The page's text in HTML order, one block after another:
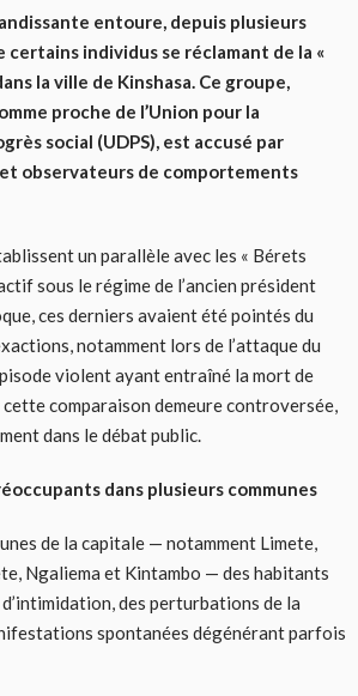
entoure, depuis plusieurs
certains individus se réclamant de la «
la ville de Kinshasa. Ce groupe,
proche de l’Union pour la
social (UDPS), est accusé par
observateurs de comportements
un parallèle avec les « Bérets
sous le régime de l’ancien président
ces derniers avaient été pointés du
notamment lors de l’attaque du
violent ayant entraîné la mort de
comparaison demeure controversée,
dans le débat public.
dans plusieurs communes
de la capitale — notamment Limete,
Ngaliema et Kintambo — des habitants
des perturbations de la
spontanées dégénérant parfois